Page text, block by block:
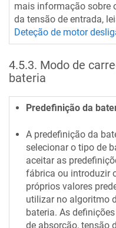
mais informação sobre
da tensão de entrada,
Deteção de motor
4.5.3. Modo de
bateria
Predefinição da
A predefinição da
selecionar o tipo de
aceitar as
fábrica ou introduzir
próprios valores
utilizar no algoritmo
bateria. As
de absorção, tensão